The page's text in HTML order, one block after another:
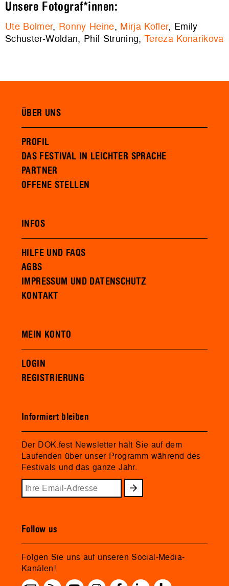
Unsere Fotograf*innen:
Ute Bolmer, Ronny Heine, Mirja Kofler, Emily
Schuster-Woldan, Phil Strüning, Tereza Konarikova
ÜBER UNS
PROFIL
DAS FESTIVAL IN LEICHTER SPRACHE
PARTNER
OFFENE STELLEN
INFOS
HILFE UND FAQS
AGBS
IMPRESSUM UND DATENSCHUTZ
KONTAKT
MEIN KONTO
LOGIN
REGISTRIERUNG
Informiert bleiben
Der DOK.fest Newsletter hält Sie auf dem
Laufenden über unser Programm während des
Festivals und das ganze Jahr.
Follow us
Folgen Sie uns auf unseren Social-Media-
Kanälen!